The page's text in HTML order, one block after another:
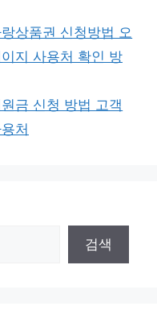
상품권 신청방법 오
지 사용처 확인 방
금 신청 방법 고객
처
검색